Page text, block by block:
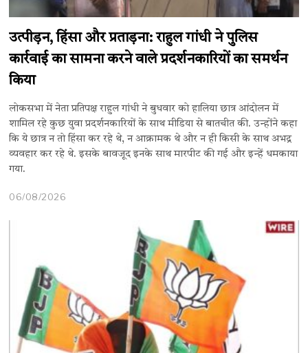
उत्पीड़न, हिंसा और प्रताड़ना: राहुल गांधी ने पुलिस
कार्रवाई का सामना करने वाले प्रदर्शनकारियों का समर्थन
किया
लोकसभा में नेता प्रतिपक्ष राहुल गांधी ने बुधवार को हालिया छात्र आंदोलन में
शामिल रहे कुछ युवा प्रदर्शनकारियों के साथ मीडिया से बातचीत की. उन्होंने कहा
कि ये छात्र न तो हिंसा कर रहे थे, न आक्रामक थे और न ही किसी के साथ अभद्र
व्यवहार कर रहे थे. इसके बावजूद इनके साथ मारपीट की गई और इन्हें धमकाया
गया.
06/08/2026